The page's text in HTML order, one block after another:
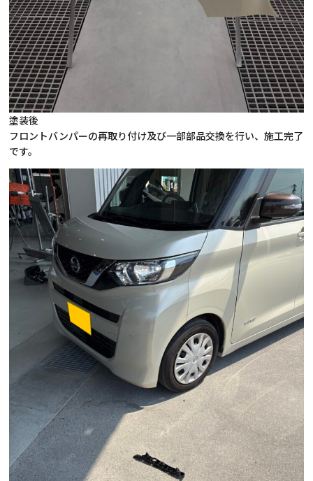
塗装後
フロントバンパーの再取り付け及び一部部品交換を行い、施工完了
です。